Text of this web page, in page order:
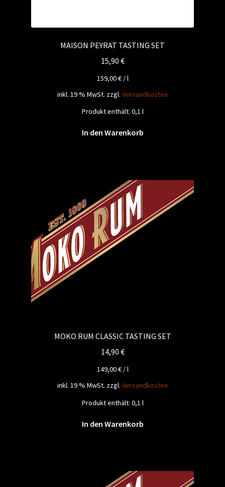
MAISON PEYRAT TASTING SET
15,90 €
159,00€/l
inkl. 19 % MwSt. zzgl. Versandkosten
Produkt enthält: 0,1 l
In den Warenkorb
MOKO RUM CLASSIC TASTING SET
14,90 €
149,00€/l
inkl. 19 % MwSt. zzgl. Versandkosten
Produkt enthält: 0,1 l
In den Warenkorb